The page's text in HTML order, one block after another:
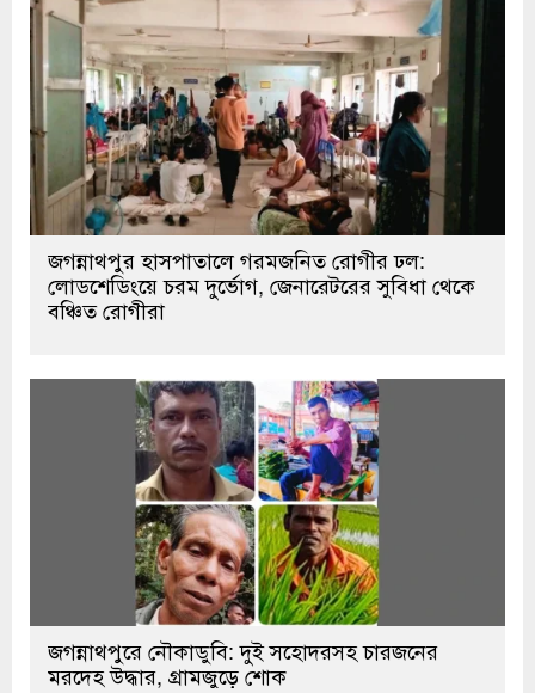
জগন্নাথপুর হাসপাতালে গরমজনিত রোগীর ঢল:
লোডশেডিংয়ে চরম দুর্ভোগ, জেনারেটরের সুবিধা থেকে
বঞ্চিত রোগীরা
জগন্নাথপুরে নৌকাডুবি: দুই সহোদরসহ চারজনের
মরদেহ উদ্ধার, গ্রামজুড়ে শোক